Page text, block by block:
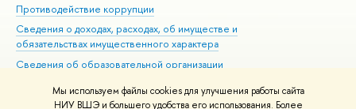
Мы используем файлы cookies для улучшения работы сайта
НИУ ВШЭ и большего удобства его использования. Более
Противодействие коррупции
Сведения о доходах, расходах, об имуществе и
обязательствах имущественного характера
Сведения об образовательной организации
Людям с ограниченными возможностями здоровья
Единая платежная страница